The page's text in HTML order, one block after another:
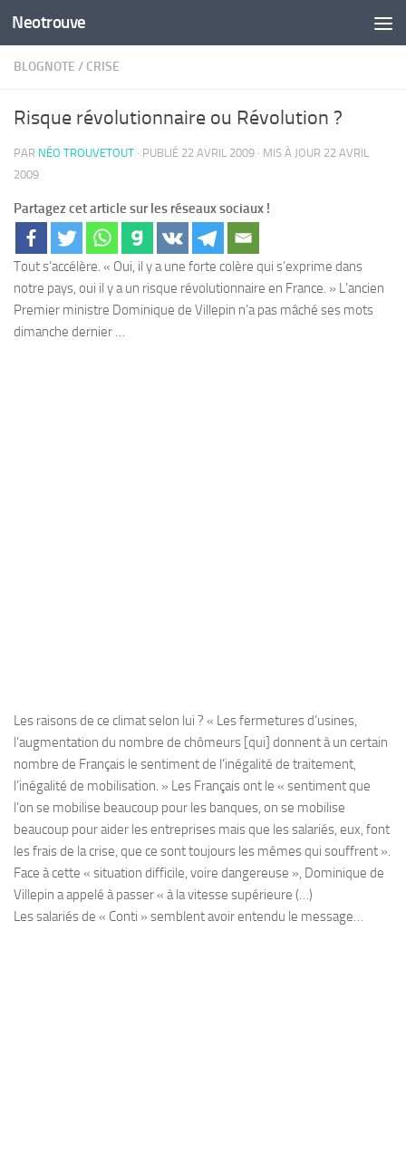
Skip to content
Neotrouve
BLOGNOTE / CRISE
Risque révolutionnaire ou Révolution ?
PAR NÉO TROUVETOUT · PUBLIÉ 22 AVRIL 2009 · MIS À JOUR 22 AVRIL
2009
Partagez cet article sur les réseaux sociaux !
Tout s’accélère. « Oui, il y a une forte colère qui s’exprime dans
notre pays, oui il y a un risque révolutionnaire en France. » L’ancien
Premier ministre Dominique de Villepin n’a pas mâché ses mots
dimanche dernier …
Les raisons de ce climat selon lui ? « Les fermetures d’usines,
l’augmentation du nombre de chômeurs [qui] donnent à un certain
nombre de Français le sentiment de l’inégalité de traitement,
l’inégalité de mobilisation. » Les Français ont le « sentiment que
l’on se mobilise beaucoup pour les banques, on se mobilise
beaucoup pour aider les entreprises mais que les salariés, eux, font
les frais de la crise, que ce sont toujours les mêmes qui souffrent ».
Face à cette « situation difficile, voire dangereuse », Dominique de
Villepin a appelé à passer « à la vitesse supérieure (…)
Les salariés de « Conti » semblent avoir entendu le message…